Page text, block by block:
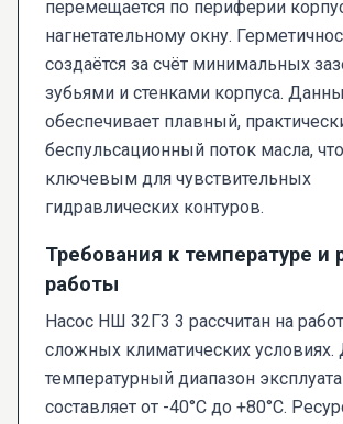
перемещается по периферии
нагнетательному окну.
создаётся за счёт минимальных
зубьями и стенками корпуса.
обеспечивает плавный,
беспульсационный поток масла,
ключевым для чувствительных
гидравлических контуров.
Требования к температуре и
работы
Насос НШ 32Г3 3 рассчитан на
сложных климатических
температурный диапазон
составляет от -40°C до +80°C.